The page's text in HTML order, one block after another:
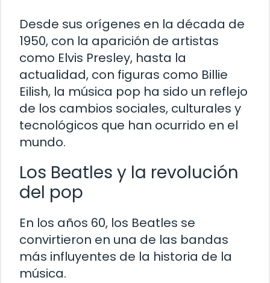
Desde sus orígenes en la década de
1950, con la aparición de artistas
como Elvis Presley, hasta la
actualidad, con figuras como Billie
Eilish, la música pop ha sido un reflejo
de los cambios sociales, culturales y
tecnológicos que han ocurrido en el
mundo.
Los Beatles y la revolución
del pop
En los años 60, los Beatles se
convirtieron en una de las bandas
más influyentes de la historia de la
música.